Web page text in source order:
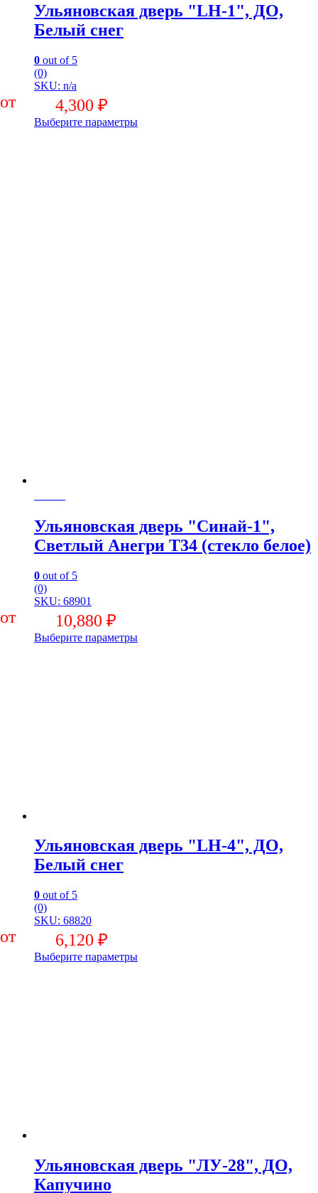
Ульяновская дверь "LH-1", ДО,
Белый снег
0 out of 5
(0)
SKU: n/a
4,300 ₽
Выберите параметры
Ульяновская дверь "Синай-1",
Светлый Анегри Т34 (стекло белое)
0 out of 5
(0)
SKU: 68901
10,880 ₽
Выберите параметры
Ульяновская дверь "LH-4", ДО,
Белый снег
0 out of 5
(0)
SKU: 68820
6,120 ₽
Выберите параметры
Ульяновская дверь "ЛУ-28", ДО,
Капучино